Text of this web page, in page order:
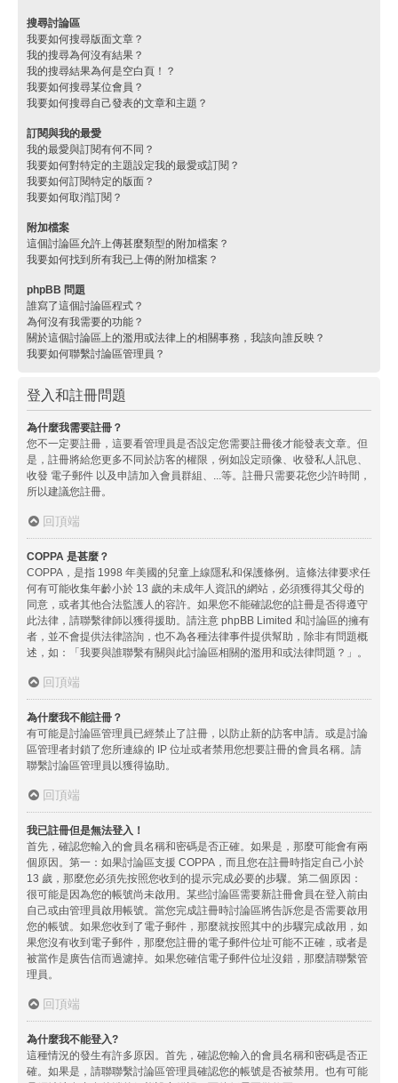
搜尋討論區
我要如何搜尋版面文章？
我的搜尋為何沒有結果？
我的搜尋結果為何是空白頁！？
我要如何搜尋某位會員？
我要如何搜尋自己發表的文章和主題？
訂閱與我的最愛
我的最愛與訂閱有何不同？
我要如何對特定的主題設定我的最愛或訂閱？
我要如何訂閱特定的版面？
我要如何取消訂閱？
附加檔案
這個討論區允許上傳甚麼類型的附加檔案？
我要如何找到所有我已上傳的附加檔案？
phpBB 問題
誰寫了這個討論區程式？
為何沒有我需要的功能？
關於這個討論區上的濫用或法律上的相關事務，我該向誰反映？
我要如何聯繫討論區管理員？
登入和註冊問題
為什麼我需要註冊？
您不一定要註冊，這要看管理員是否設定您需要註冊後才能發表文章。但
是，註冊將給您更多不同於訪客的權限，例如設定頭像、收發私人訊息、
收發 電子郵件 以及申請加入會員群組、...等。註冊只需要花您少許時間，
所以建議您註冊。
回頂端
COPPA 是甚麼？
COPPA，是指 1998 年美國的兒童上線隱私和保護條例。這條法律要求任
何有可能收集年齡小於 13 歲的未成年人資訊的網站，必須獲得其父母的
同意，或者其他合法監護人的容許。如果您不能確認您的註冊是否得遵守
此法律，請聯繫律師以獲得援助。請注意 phpBB Limited 和討論區的擁有
者，並不會提供法律諮詢，也不為各種法律事件提供幫助，除非有問題概
述，如：「我要與誰聯繫有關與此討論區相關的濫用和或法律問題？」。
回頂端
為什麼我不能註冊？
有可能是討論區管理員已經禁止了註冊，以防止新的訪客申請。或是討論
區管理者封鎖了您所連線的 IP 位址或者禁用您想要註冊的會員名稱。請
聯繫討論區管理員以獲得協助。
回頂端
我已註冊但是無法登入！
首先，確認您輸入的會員名稱和密碼是否正確。如果是，那麼可能會有兩
個原因。第一：如果討論區支援 COPPA，而且您在註冊時指定自己小於
13 歲，那麼您必須先按照您收到的提示完成必要的步驟。第二個原因：
很可能是因為您的帳號尚未啟用。某些討論區需要新註冊會員在登入前由
自己或由管理員啟用帳號。當您完成註冊時討論區將告訴您是否需要啟用
您的帳號。如果您收到了電子郵件，那麼就按照其中的步驟完成啟用，如
果您沒有收到電子郵件，那麼您註冊的電子郵件位址可能不正確，或者是
被當作是廣告信而過濾掉。如果您確信電子郵件位址沒錯，那麼請聯繫管
理員。
回頂端
為什麼我不能登入?
這種情況的發生有許多原因。首先，確認您輸入的會員名稱和密碼是否正
確。如果是，請聯聯繫討論區管理員確認您的帳號是否被禁用。也有可能